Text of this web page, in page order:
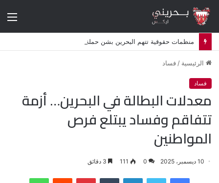
الرئيسية / فساد
فساد
معدلات البطالة في البحرين… أزمة
تتفاقم وفساد يبتلع فرص
المواطنين
10 ديسمبر، 2025 0
111
فيسبوك لينكدإن بينتيريست